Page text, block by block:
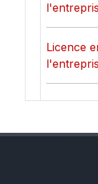
Licence